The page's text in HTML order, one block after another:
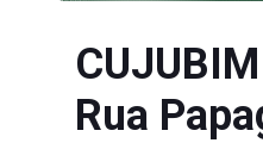
Rua